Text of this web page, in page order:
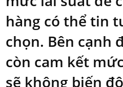
hàng có thể tin
chọn. Bên cạnh
còn cam kết
sẽ không biến